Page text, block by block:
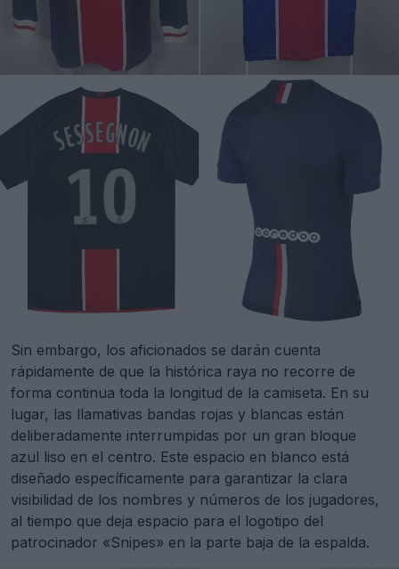
Sin embargo, los aficionados se darán cuenta
rápidamente de que la histórica raya no recorre de
forma continua toda la longitud de la camiseta. En su
lugar, las llamativas bandas rojas y blancas están
deliberadamente interrumpidas por un gran bloque
azul liso en el centro. Este espacio en blanco está
diseñado específicamente para garantizar la clara
visibilidad de los nombres y números de los jugadores,
al tiempo que deja espacio para el logotipo del
patrocinador «Snipes» en la parte baja de la espalda.